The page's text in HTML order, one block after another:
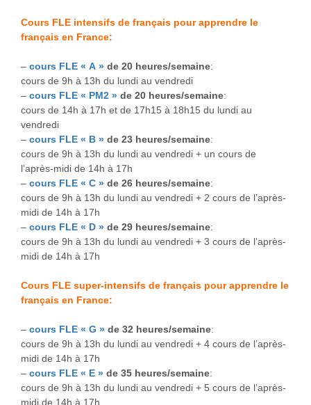
Cours FLE intensifs de français pour apprendre le
français en France:
– cours FLE « A » de 20 heures/semaine:
cours de 9h à 13h du lundi au vendredi
– cours FLE « PM2 » de 20 heures/semaine:
cours de 14h à 17h et de 17h15 à 18h15 du lundi au
vendredi
– cours FLE « B » de 23 heures/semaine:
cours de 9h à 13h du lundi au vendredi + un cours de
l’après-midi de 14h à 17h
– cours FLE « C » de 26 heures/semaine:
cours de 9h à 13h du lundi au vendredi + 2 cours de l’après-
midi de 14h à 17h
– cours FLE « D » de 29 heures/semaine:
cours de 9h à 13h du lundi au vendredi + 3 cours de l’après-
midi de 14h à 17h
Cours FLE super-intensifs de français pour apprendre le
français en France:
– cours FLE « G » de 32 heures/semaine:
cours de 9h à 13h du lundi au vendredi + 4 cours de l’après-
midi de 14h à 17h
– cours FLE « E » de 35 heures/semaine:
cours de 9h à 13h du lundi au vendredi + 5 cours de l’après-
midi de 14h à 17h